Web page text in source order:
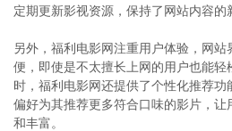
定期更新影视资源，保持了网站内容的
另外，福利电影网注重用户体验，网
便，即使是不太擅长上网的用户也能轻
时，福利电影网还提供了个性化推荐
偏好为其推荐更多符合口味的影片，
和丰富。